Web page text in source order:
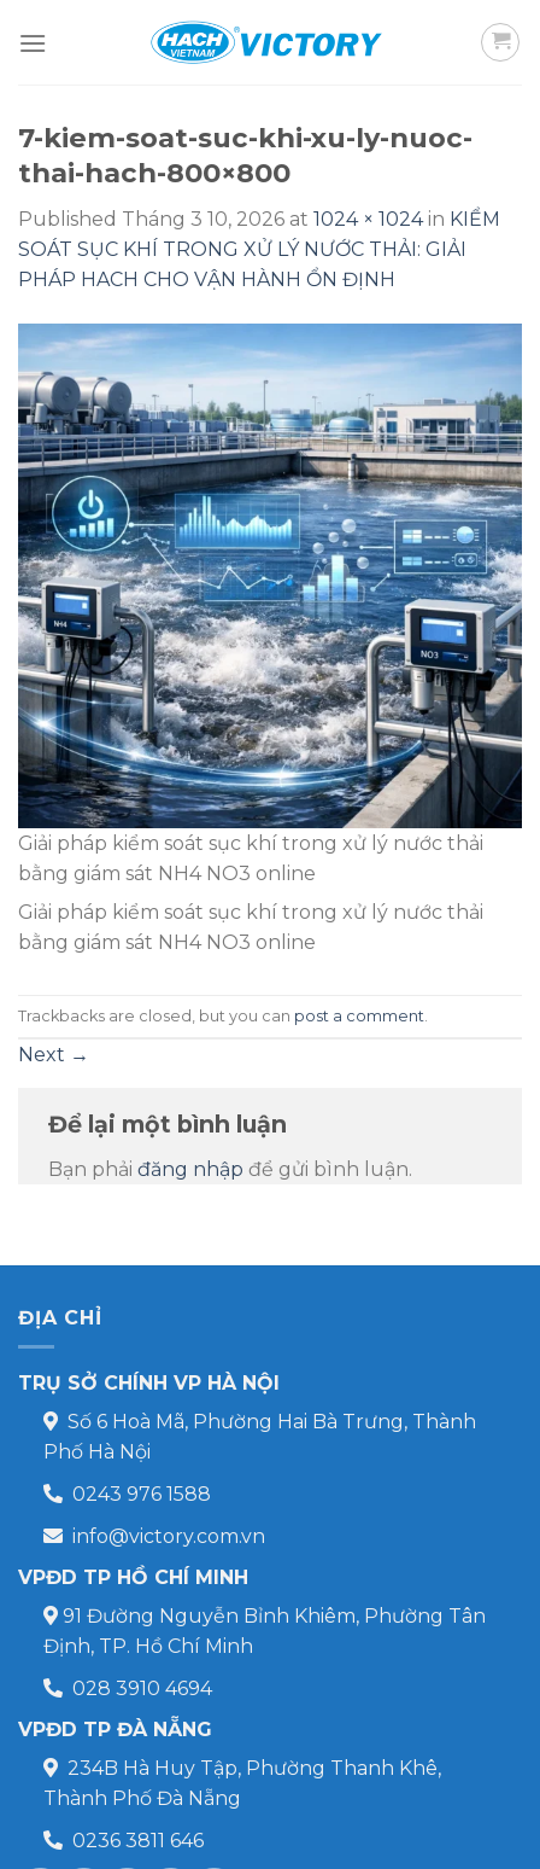
7-kiem-soat-suc-khi-xu-ly-nuoc-
thai-hach-800×800
Published Tháng 3 10, 2026 at 1024 × 1024in KIỂM
SOÁT SỤC KHÍ TRONG XỬ LÝ NƯỚC THẢI: GIẢI
PHÁP HACH CHO VẬN HÀNH ỔN ĐỊNH
Giải pháp kiểm soát sục khí trong xử lý nước thải
bằng giám sát NH4 NO3 online
Giải pháp kiểm soát sục khí trong xử lý nước thải
bằng giám sát NH4 NO3 online
Trackbacks are closed, but you can post a comment
Next →
Để lại một bình luận
Bạn phải đăng nhập để gửi bình luận.
ĐỊA CHỈ
TRỤ SỞ CHÍNH VP HÀ NỘI
Số 6 Hoà Mã, Phường Hai Bà Trưng, Thành
Phố Hà Nội
0243 976 1588
info@victory.com.vn
VPĐD TP HỒ CHÍ MINH
91 Đường Nguyễn Bỉnh Khiêm, Phường Tân
Định, TP. Hồ Chí Minh
028 3910 4694
VPĐD TP ĐÀ NẴNG
234B Hà Huy Tập, Phường Thanh Khê,
Thành Phố Đà Nẵng
0236 3811 646